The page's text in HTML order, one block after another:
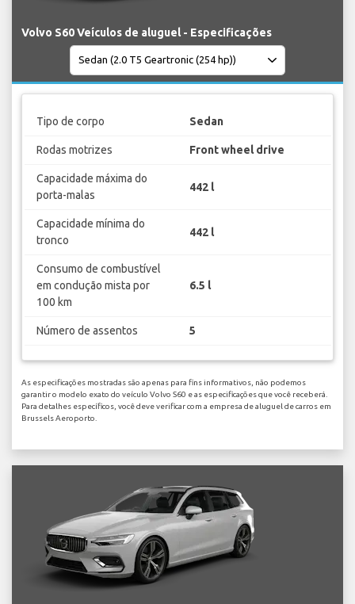
Volvo S60 Veículos de aluguel - Especificações
Tipo de corpo Sedan
Rodas motrizes Front wheel drive
Capacidade máxima do
porta-malas
442 l
Capacidade mínima do
tronco
442 l
Consumo de combustível
em condução mista por
100 km
6.5 l
Número de assentos 5
As especificações mostradas são apenas para fins informativos, não podemos
garantir o modelo exato do veículo Volvo S60 e as especificações que você receberá.
Para detalhes específicos, você deve verificar com a empresa de aluguel de carros em
Brussels Aeroporto.